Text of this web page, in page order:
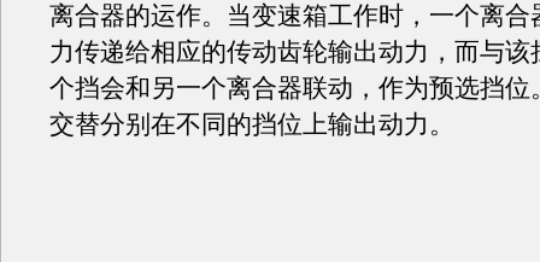
离合器的运作。当变速箱工作时，一个离合
力传递给相应的传动齿轮输出动力，而与该
个挡会和另一个离合器联动，作为预选挡位
交替分别在不同的挡位上输出动力。